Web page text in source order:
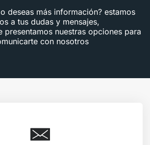
deseas más información? estamos
a tus dudas y mensajes,
presentamos nuestras opciones para
con nosotros